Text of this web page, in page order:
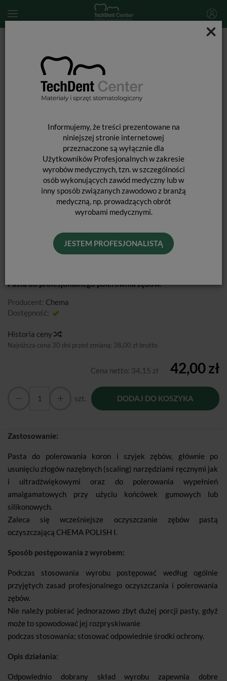
×
Informujemy, że treści prezentowane na
niniejszej stronie internetowej
przeznaczone są wyłącznie dla
Użytkowników Profesjonalnych w zakresie
wyrobów medycznych, tzn. w szczególności
osób wykonujących zawód medyczny lub w
inny sposób związanych zawodowo z branżą
medyczną, np. prowadzących obrót
wyrobami medycznymi.
JESTEM PROFESJONALISTĄ
CHEMA POLISH II / 35G
Pasta do profesjonalnego polerownia zębów.
Producent: Chema
Dostępność:
Historia ceny
Najniższa cena 30 dni przed zmianą: 38,00 zł brutto
Cena netto: 34,15 zł 42,00 zł
szt. DODAJ DO KOSZYKA
Zastosowanie:
Pasta do polerowania koron i szyjek zębów, głównie po
usunięciu złogów nazębnych (scaling) narzędziami ręcznymi jak
i ultradźwiękowymi oraz do polerowania wypełnień
amalgamatowych przy użyciu końcówek gumowych lub
silikonowych.
Zaleca się wcześniejsze oczyszczanie zębów pastą
oczyszczającą CHEMA POLISH I.
Sposób postępowania z wyrobem:
Podczas stosowania wyrobu postępować według ogólnie
przyjętych zasad profesjonalnego oczyszczania i polerowania
zębów.
Nie należy pobierać jednorazowo zbyt dużej porcji pasty, gdyż
może to spowodować jej rozpryskiwanie
podczas stosowania; stosować odpowiednie środki ochrony.
Opis działania:
Odpowiednio dobrany skład wyrobu zapewnia dobre